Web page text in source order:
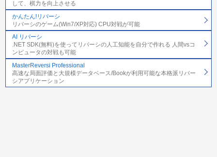
して、棋力を向上させる
かんたん!リバーシ
リバーシのゲーム(Win7/XP対応) CPU対戦が可能
AI リバーシ
.NET SDK(無料)を使ってリバーシの人工知能を自分で作れる 人間vsコ
ンピュータの対戦も可能
MasterReversi Professional
高速な局面評価と大規模データベース/Bookが利用可能な本格派リバー
シアプリケーション